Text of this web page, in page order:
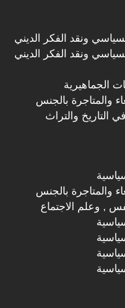
ونقد الفكر الديني
ونقد الفكر الديني
الجماهيرية
والمتاجرة بالجنس
التاريخ والتراث
والمتاجرة بالجنس
, وعلم الاجتماع